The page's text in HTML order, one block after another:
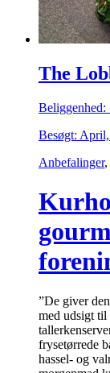
The
Beliggenhed:
Besøgt:
Anbefalinger,
”De giver
med udsigt til
frysetørrede
hassel- og